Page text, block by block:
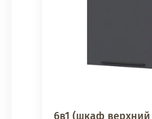
6в1 (шкаф верхний